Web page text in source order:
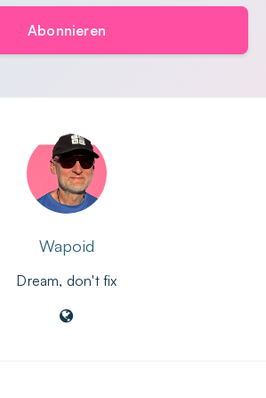
Abonnieren
Wapoid
Dream, don't fix